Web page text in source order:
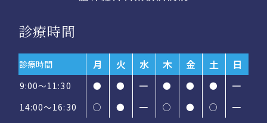
診療時間
診療時間 月 火 水 木 金 土 日
9:00～11:30 ● ● ━ ● ● ●
━
14:00〜16:30
○ ● ━ ○ ● ○ ━